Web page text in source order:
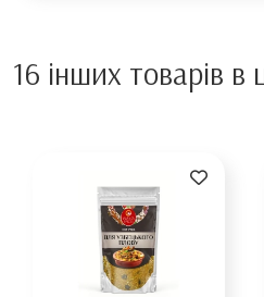
16 інших товарів в